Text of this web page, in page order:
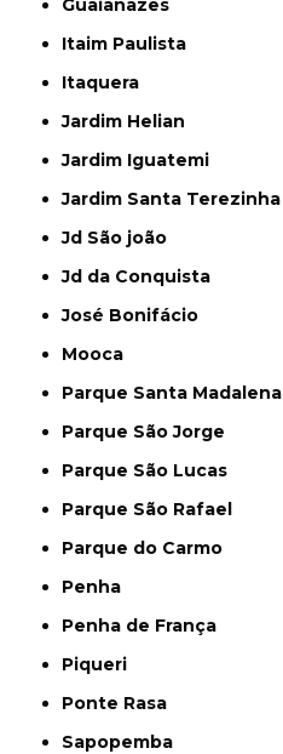
Guaianazes
Itaim Paulista
Itaquera
Jardim Helian
Jardim Iguatemi
Jardim Santa Terezinha
Jd São joão
Jd da Conquista
José Bonifácio
Mooca
Parque Santa Madalena
Parque São Jorge
Parque São Lucas
Parque São Rafael
Parque do Carmo
Penha
Penha de França
Piqueri
Ponte Rasa
Sapopemba